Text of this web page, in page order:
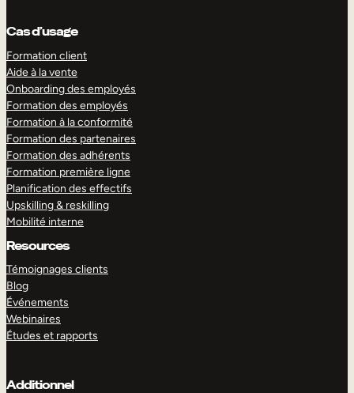
Cas d’usage
Formation client
Aide à la vente
Onboarding des employés
Formation des employés
Formation à la conformité
Formation des partenaires
Formation des adhérents
Formation première ligne
Planification des effectifs
Upskilling & reskilling
Mobilité interne
Resources
Témoignages clients
Blog
Événements
Webinaires
Études et rapports
Additionnel